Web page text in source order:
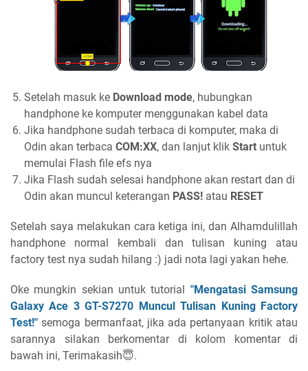
Setelah masuk ke Download mode, hubungkan
handphone ke komputer menggunakan kabel data
Jika handphone sudah terbaca di komputer, maka di
Odin akan terbaca COM:XX, dan lanjut klik Start untuk
memulai Flash file efs nya
Jika Flash sudah selesai handphone akan restart dan di
Odin akan muncul keterangan PASS! atau RESET
Setelah saya melakukan cara ketiga ini, dan Alhamdulillah
handphone normal kembali dan tulisan kuning atau
factory test nya sudah hilang :) jadi nota lagi yakan hehe.
Oke mungkin sekian untuk tutorial "Mengatasi Samsung
Galaxy Ace 3 GT-S7270 Muncul Tulisan Kuning Factory
Test!" semoga bermanfaat, jika ada pertanyaan kritik atau
sarannya silakan berkomentar di kolom komentar di
bawah ini, Terimakasih😇.